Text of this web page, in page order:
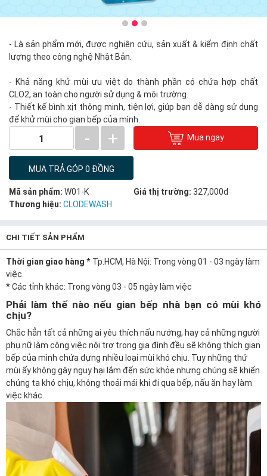
- Là sản phẩm mới, được nghiên cứu, sản xuất & kiểm định chất
lượng theo công nghệ Nhật Bản.
- Khả năng khử mùi ưu việt do thành phần có chứa hợp chất
CLO2, an toàn cho người sử dụng & môi trường.
- Thiết kế bình xịt thông minh, tiện lợi, giúp bạn dễ dàng sử dụng
để khử mùi cho gian bếp của mình.
1 - + Mua ngay
MUA TRẢ GÓP 0 ĐỒNG
Mã sản phẩm: W01-K Giá thị trường: 327,000đ
Thương hiệu: CLODEWASH
CHI TIẾT SẢN PHẨM
Thời gian giao hàng * Tp.HCM, Hà Nội: Trong vòng 01 - 03 ngày làm
việc.
* Các tỉnh khác: Trong vòng 03 - 05 ngày làm việc
Phải làm thế nào nếu gian bếp nhà bạn có mùi khó
chịu?
Chắc hẳn tất cả những ai yêu thích nấu nướng, hay cả những người
phụ nữ làm công việc nội trợ trong gia đình đều sẽ không thích gian
bếp của mình chứa đựng nhiều loại mùi khó chịu. Tuy những thứ
mùi ấy không gây nguy hại lắm đến sức khỏe nhưng chúng sẽ khiến
chúng ta khó chịu, không thoải mái khi đi qua bếp, nấu ăn hay làm
việc khác.